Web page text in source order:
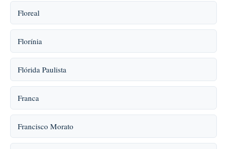
Floreal
Florínia
Flórida Paulista
Franca
Francisco Morato